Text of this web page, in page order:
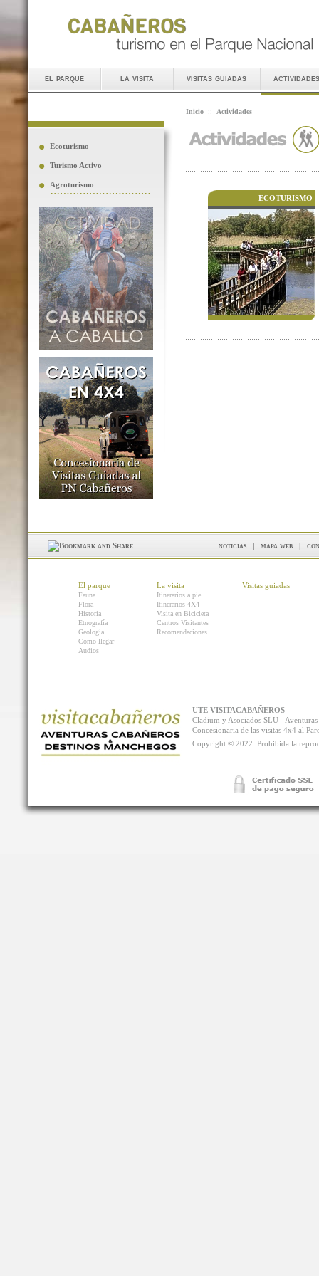
el parque la visita visitas guiadas actividades
Ecoturismo
Turismo Activo
Agroturismo
Inicio :: Actividades
ECOTURISMO
noticias | mapa web |
El parque
Fauna
Flora
Historia
Etnografía
Geología
Como llegar
Audios
La visita
Itinerarios a pie
Itinerarios 4X4
Visita en Bicicleta
Centros Visitantes
Recomendaciones
Visitas guiadas
UTE VISITACABAÑEROS
Cladium y Asociados SLU -
Concesionaria de las visitas 4x4 al
Copyright © 2022. Prohibida la